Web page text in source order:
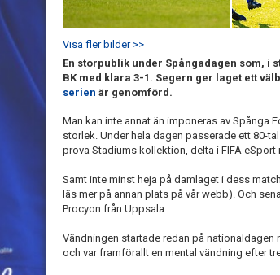
Visa fler bilder >>
En storpublik under Spångadagen som, i
BK med klara 3-1. Segern ger laget ett
serien är genomförd.
Man kan inte annat än imponeras av
storlek. Under hela dagen passerade ett 80-
prova Stadiums kollektion, delta i FIFA eSport
Samt inte minst heja på damlaget i dess
läs mer på annan plats på vår webb). Och
Procyon från Uppsala.
Vändningen startade redan på nationaldagen
och var framförallt en mental vändning efter